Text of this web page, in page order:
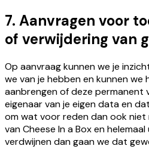
7. Aanvragen voor
of verwijdering van
Op aanvraag kunnen we je
we van je hebben en kunnen we
aanbrengen of deze permanent
eigenaar van je eigen data en
om wat voor reden dan ook niet
van Cheese In a Box en
verdwijnen dan gaan we dat